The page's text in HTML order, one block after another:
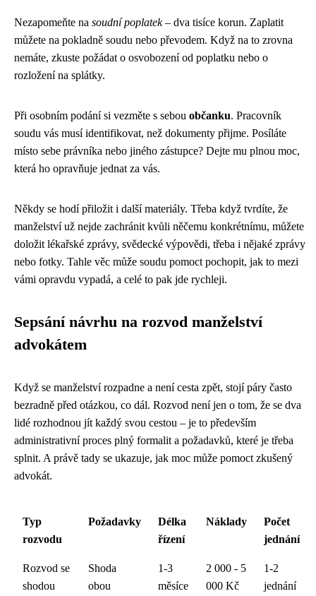
Nezapomeňte na soudní poplatek– dva tisíce korun. Zaplatit
můžete na pokladně soudu nebo převodem. Když na to zrovna
nemáte, zkuste požádat o osvobození od poplatku nebo o
rozložení na splátky.
Při osobním podání si vezměte s sebou občanku. Pracovník
soudu vás musí identifikovat, než dokumenty přijme. Posíláte
místo sebe právníka nebo jiného zástupce? Dejte mu plnou moc,
která ho opravňuje jednat za vás.
Někdy se hodí přiložit i další materiály. Třeba když tvrdíte, že
manželství už nejde zachránit kvůli něčemu konkrétnímu, můžete
doložit lékařské zprávy, svědecké výpovědi, třeba i nějaké zprávy
nebo fotky. Tahle věc může soudu pomoct pochopit, jak to mezi
vámi opravdu vypadá, a celé to pak jde rychleji.
Sepsání návrhu na rozvod manželství
advokátem
Když se manželství rozpadne a není cesta zpět, stojí páry často
bezradně před otázkou, co dál. Rozvod není jen o tom, že se dva
lidé rozhodnou jít každý svou cestou – je to především
administrativní proces plný formalit a požadavků, které je třeba
splnit. A právě tady se ukazuje, jak moc může pomoct zkušený
advokát.
Typ
rozvodu
Požadavky
Délka
řízení
Náklady
Počet
jednání
Rozvod se
shodou
Shoda
obou
1-3
měsíce
2 000 - 5
000 Kč
1-2
jednání